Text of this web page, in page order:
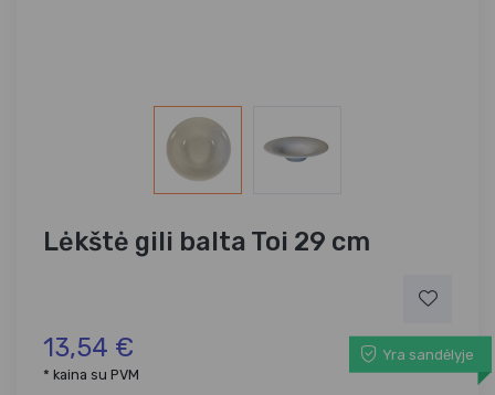
Lėkštė gili balta Toi 29 cm
13,54 €
Yra sandėlyje
* kaina su PVM